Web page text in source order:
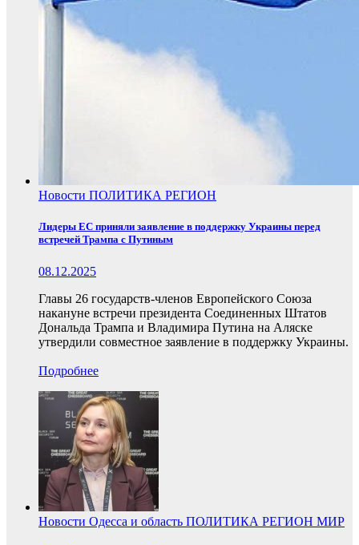
Новости ПОЛИТИКА РЕГИОН
Лидеры ЕС приняли заявление в поддержку Украины перед
встречей Трампа с Путиным
08.12.2025
Главы 26 государств-членов Европейского Союза
накануне встречи президента Соединенных Штатов
Дональда Трампа и Владимира Путина на Аляске
утвердили совместное заявление в поддержку Украины.
Подробнее
Новости Одесса и область ПОЛИТИКА РЕГИОН МИР